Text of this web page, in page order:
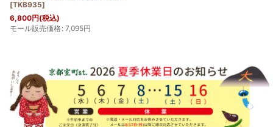
[TKB935]
6,800円(税込)
モール販売価格: 7,095円